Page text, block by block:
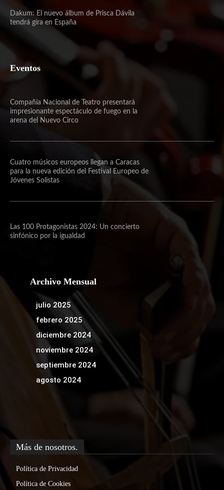
Dakum: El nuevo álbum de Prisca Dávila
tendrá gira en España
Eventos
Compañía Nacional de Teatro presentará
impresionante espectáculo de fuego en la
arena del Nuevo Circo
Cuatro músicos europeos llegan a Caracas
para la nueva edición del Festival Europeo de
Jóvenes Solistas
Las 100 Protagonistas 2024: Un concierto
sinfónico por la igualdad
Archivo Mensual
julio 2025
febrero 2025
diciembre 2024
noviembre 2024
septiembre 2024
agosto 2024
Más de nosotros.
Política de Privacidad
Política de Cookies